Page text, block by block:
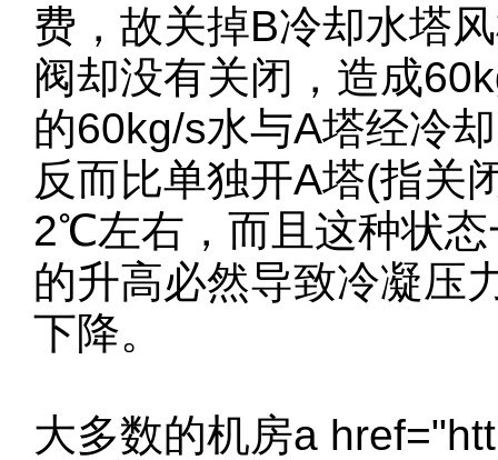
费，故关掉B冷却水塔
阀却没有关闭，造成
的60kg/s水与A塔经冷
反而比单独开A塔(指关
2℃左右，而且这种状
的升高必然导致冷凝压
下降。
大多数的机房a